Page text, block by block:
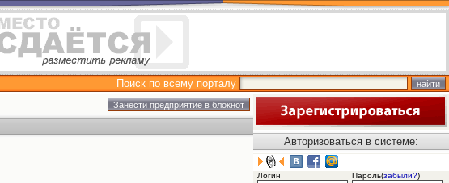
Поиск по всему порталу
Авторизоваться в системе:
Логин Пароль(забыли?)